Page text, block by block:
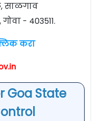
साळगाव
- 403511.
करा
Goa State